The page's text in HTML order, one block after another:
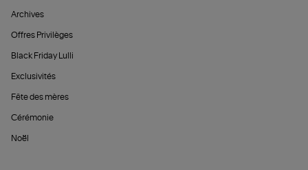
Archives
Offres Privilèges
Black Friday Lulli
Exclusivités
Fête des mères
Cérémonie
Noël